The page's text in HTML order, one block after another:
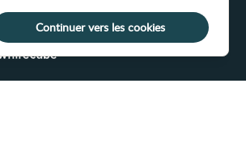
Continuer vers les cookies